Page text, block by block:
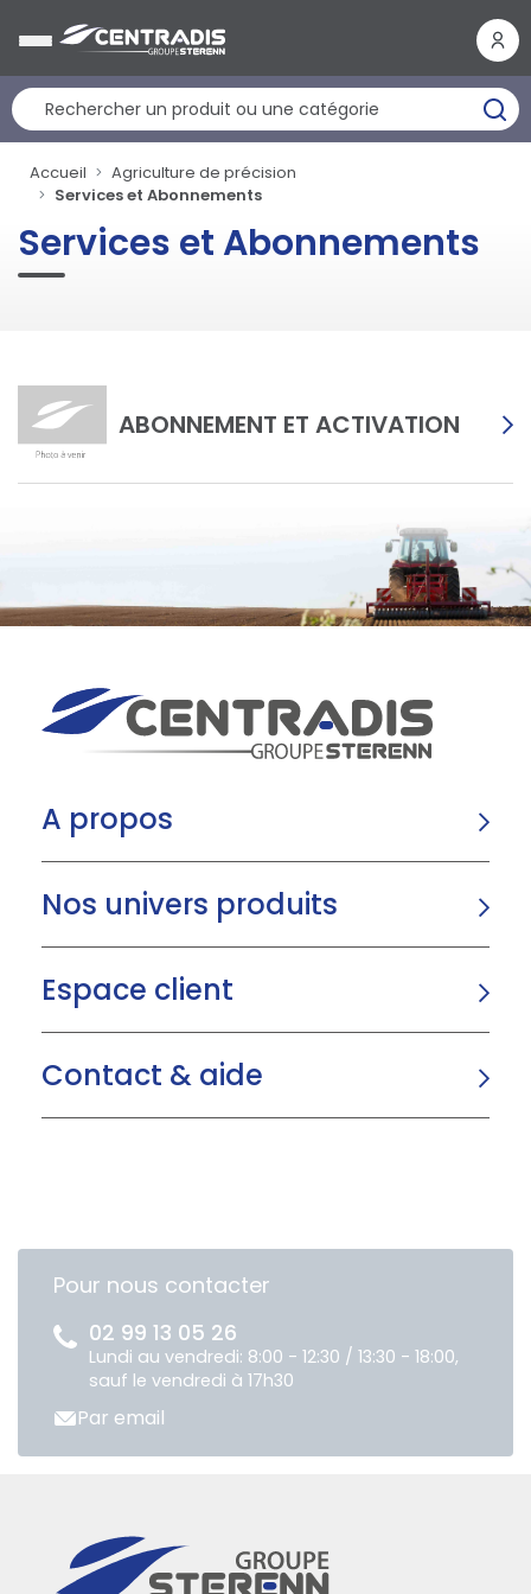
Accueil
Agriculture de précision
Services et Abonnements
Services et Abonnements
ABONNEMENT ET ACTIVATION
A propos
Nos univers produits
Espace client
Contact & aide
Pour nous contacter
02 99 13 05 26
Lundi au vendredi: 8:00 - 12:30 / 13:30 - 18:00,
sauf le vendredi à 17h30
Par email